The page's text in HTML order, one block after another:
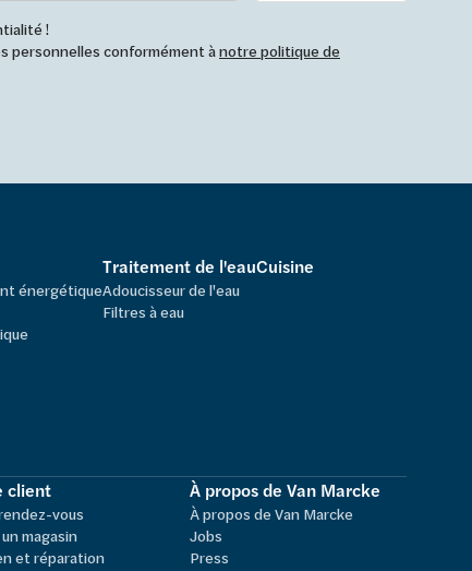
!
personnelles conformément ànotre politique de
énergétique
Traitement de l'eau
Adoucisseur de l'eau
Filtres à eau
Cuisine
client
vous
magasin
et réparation
À propos de Van Marcke
À propos de Van Marcke
Jobs
Press